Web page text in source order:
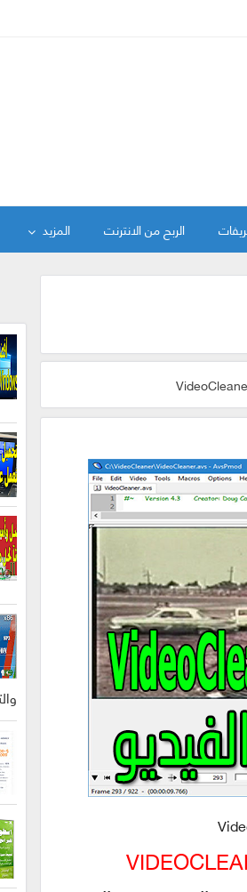
الربح من الانترنت المزيد